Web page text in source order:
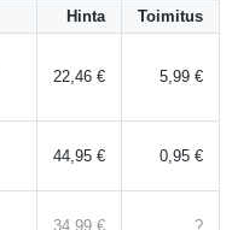
Hinta Toimitus
22,46 € 5,99 €
44,95 € 0,95 €
34,99 € ?